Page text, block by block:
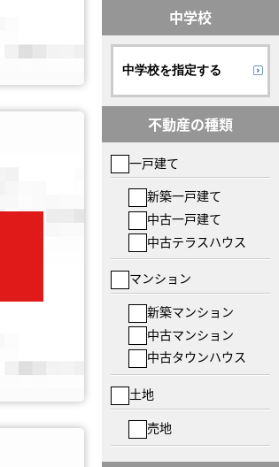
中学校
中学校を指定する
不動産の種類
一戸建て
新築一戸建て
中古一戸建て
中古テラスハウス
マンション
新築マンション
中古マンション
中古タウンハウス
土地
売地